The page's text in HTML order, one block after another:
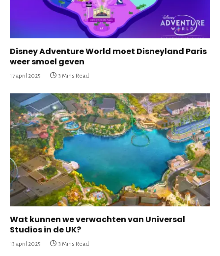
Disney Adventure World moet Disneyland Paris
weer smoel geven
17 april 2025 3 Mins Read
Wat kunnen we verwachten van Universal
Studios in de UK?
13 april 2025 3 Mins Read